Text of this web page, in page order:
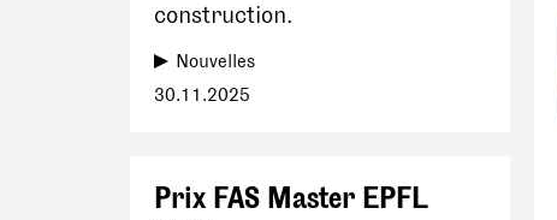
construction.
Nouvelles
30.11.2025
Prix FAS Master EPFL